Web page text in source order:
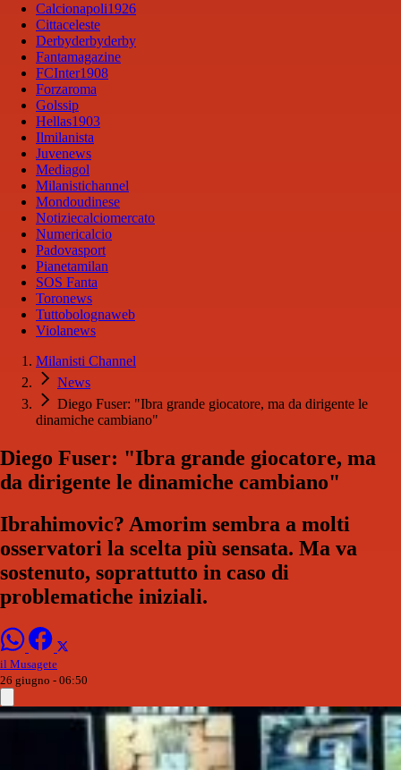
Calcionapoli1926
Cittaceleste
Derbyderbyderby
Fantamagazine
FCInter1908
Forzaroma
Golssip
Hellas1903
Ilmilanista
Juvenews
Mediagol
Milanistichannel
Mondoudinese
Notiziecalciomercato
Numericalcio
Padovasport
Pianetamilan
SOS Fanta
Toronews
Tuttobolognaweb
Violanews
Milanisti Channel
News
Diego Fuser: "Ibra grande giocatore, ma da dirigente le
dinamiche cambiano"
Diego Fuser: "Ibra grande giocatore, ma
da dirigente le dinamiche cambiano"
Ibrahimovic? Amorim sembra a molti
osservatori la scelta più sensata. Ma va
sostenuto, soprattutto in caso di
problematiche iniziali.
il Musagete
26 giugno - 06:50